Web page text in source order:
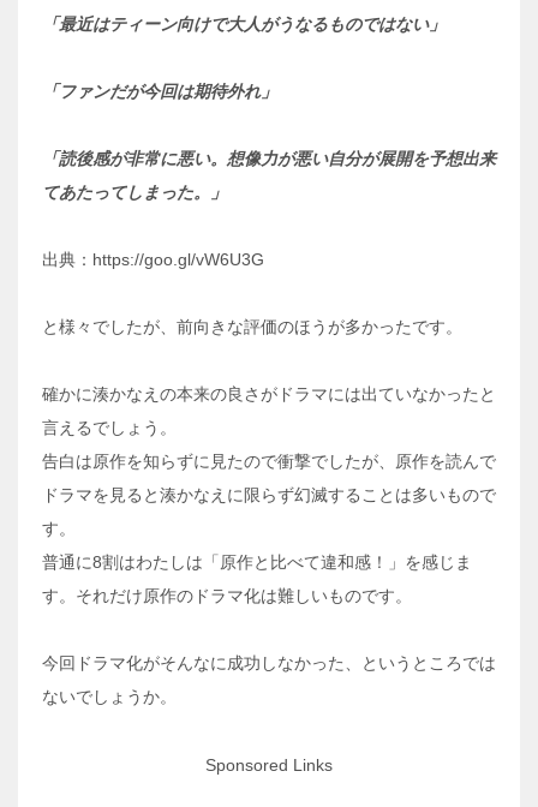
「最近はティーン向けで大人がうなるものではない」
「ファンだが今回は期待外れ」
「読後感が非常に悪い。想像力が悪い自分が展開を予想出来
てあたってしまった。」
出典：https://goo.gl/vW6U3G
と様々でしたが、前向きな評価のほうが多かったです。
確かに湊かなえの本来の良さがドラマには出ていなかったと
言えるでしょう。
告白は原作を知らずに見たので衝撃でしたが、原作を読んで
ドラマを見ると湊かなえに限らず幻滅することは多いもので
す。
普通に8割はわたしは「原作と比べて違和感！」を感じま
す。それだけ原作のドラマ化は難しいものです。
今回ドラマ化がそんなに成功しなかった、というところでは
ないでしょうか。
Sponsored Links